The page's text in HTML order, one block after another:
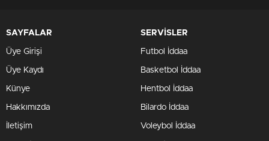
SAYFALAR
Üye Girişi
Üye Kaydı
Künye
Hakkımızda
İletişim
SERVİSLER
Futbol İddaa
Basketbol İddaa
Hentbol İddaa
Bilardo İddaa
Voleybol İddaa